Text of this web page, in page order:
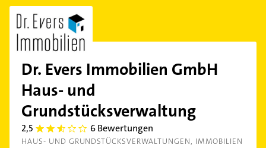
Dr. Evers Immobilien GmbH
Haus- und
Grundstücksverwaltung
2,5 2.5 6 Bewertungen
HAUS- UND GRUNDSTÜCKSVERWALTUNGEN IMMOBILIEN